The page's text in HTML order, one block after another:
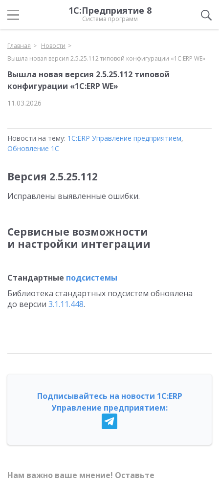
1С:Предприятие 8
Система программ
Главная
Новости
Вышла новая версия 2.5.25.112 типовой конфигурации «1С:ERP WE»
Вышла новая версия 2.5.25.112 типовой
конфигурации «1С:ERP WE»
11.03.2026
Новости на тему: 1С:ERP Управление предприятием,
Обновление 1С
Версия 2.5.25.112
Исправлены выявленные ошибки.
Сервисные возможности
и настройки интеграции
Стандартные подсистемы
Библиотека стандартных подсистем обновлена
до версии 3.1.11.448.
Подписывайтесь на новости 1С:ERP
Управление предприятием:
Нам важно ваше мнение! Оставьте